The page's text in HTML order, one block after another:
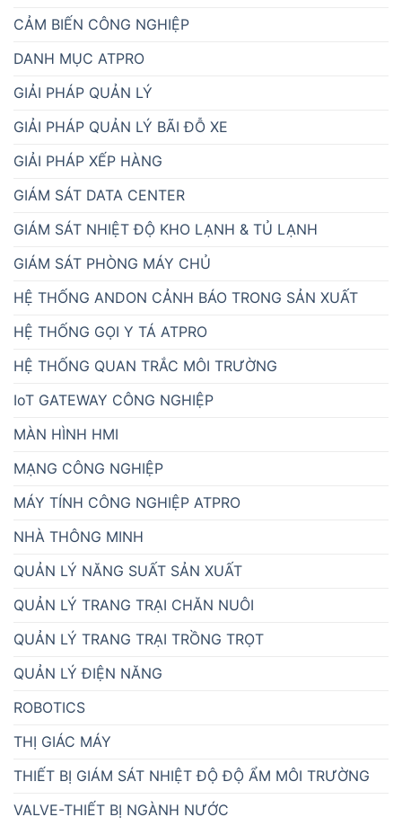
CẢM BIẾN CÔNG NGHIỆP
DANH MỤC ATPRO
GIẢI PHÁP QUẢN LÝ
GIẢI PHÁP QUẢN LÝ BÃI ĐỖ XE
GIẢI PHÁP XẾP HÀNG
GIÁM SÁT DATA CENTER
GIÁM SÁT NHIỆT ĐỘ KHO LẠNH & TỦ LẠNH
GIÁM SÁT PHÒNG MÁY CHỦ
HỆ THỐNG ANDON CẢNH BÁO TRONG SẢN XUẤT
HỆ THỐNG GỌI Y TÁ ATPRO
HỆ THỐNG QUAN TRẮC MÔI TRƯỜNG
IoT GATEWAY CÔNG NGHIỆP
MÀN HÌNH HMI
MẠNG CÔNG NGHIỆP
MÁY TÍNH CÔNG NGHIỆP ATPRO
NHÀ THÔNG MINH
QUẢN LÝ NĂNG SUẤT SẢN XUẤT
QUẢN LÝ TRANG TRẠI CHĂN NUÔI
QUẢN LÝ TRANG TRẠI TRỒNG TRỌT
QUẢN LÝ ĐIỆN NĂNG
ROBOTICS
THỊ GIÁC MÁY
THIẾT BỊ GIÁM SÁT NHIỆT ĐỘ ĐỘ ẨM MÔI TRƯỜNG
VALVE-THIẾT BỊ NGÀNH NƯỚC